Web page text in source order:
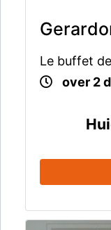
Le buffet
over 2